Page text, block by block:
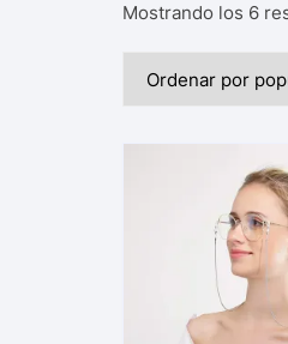
Mostrando los 6